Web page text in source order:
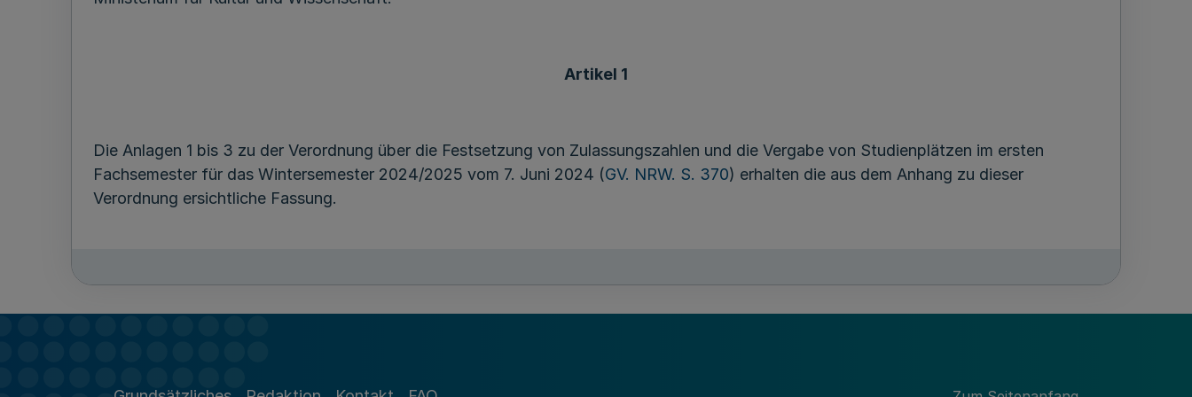
Artikel 1
Die Anlagen 1 bis 3 zu der Verordnung über die Festsetzung von Zulassungszahlen und die Vergabe von Studienplätzen im ersten
Fachsemester für das Wintersemester 2024/2025 vom 7. Juni 2024 (GV. NRW. S. 370) erhalten die aus dem Anhang zu dieser
Verordnung ersichtliche Fassung.